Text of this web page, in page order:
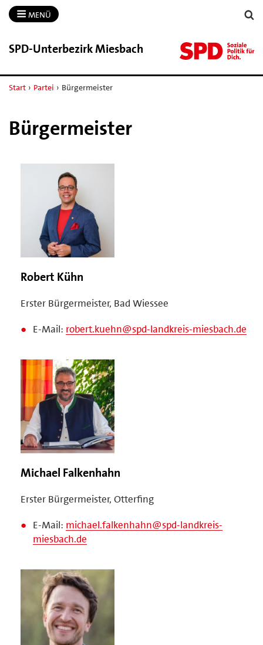
MENÜ
SPD-​Unterbezirk Miesbach
Start › Partei › Bürgermeister
Bürgermeister
Robert Kühn
Erster Bürgermeister, Bad Wiessee
E-Mail: robert.kuehn@spd-landkreis-miesbach.de
Michael Falkenhahn
Erster Bürgermeister, Otterfing
E-Mail: michael.falkenhahn@spd-landkreis-
miesbach.de